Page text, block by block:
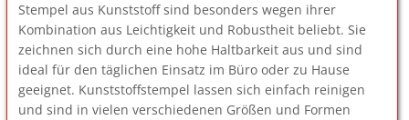
Stempel aus Kunststoff sind besonders wegen ihrer
Kombination aus Leichtigkeit und Robustheit beliebt. Sie
zeichnen sich durch eine hohe Haltbarkeit aus und sind
ideal für den täglichen Einsatz im Büro oder zu Hause
geeignet. Kunststoffstempel lassen sich einfach reinigen
und sind in vielen verschiedenen Größen und Formen